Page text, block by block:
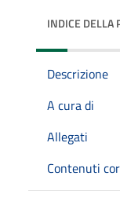
INDICE DELLA
Descrizione
A cura di
Allegati
Contenuti